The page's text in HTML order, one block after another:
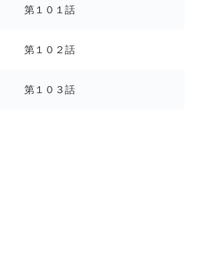
第１０１話
第１０２話
第１０３話